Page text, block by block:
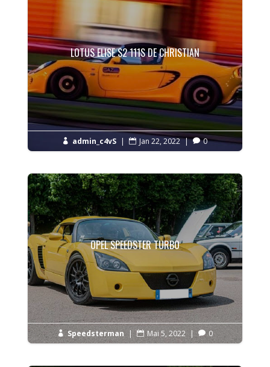
LOTUS ELISE S2 111S DE CHRISTIAN
 admin_c4vS |  Jan 22, 2022 |  0
OPEL SPEEDSTER TURBO
 Speedsterman |  Mai 5, 2022 |  0